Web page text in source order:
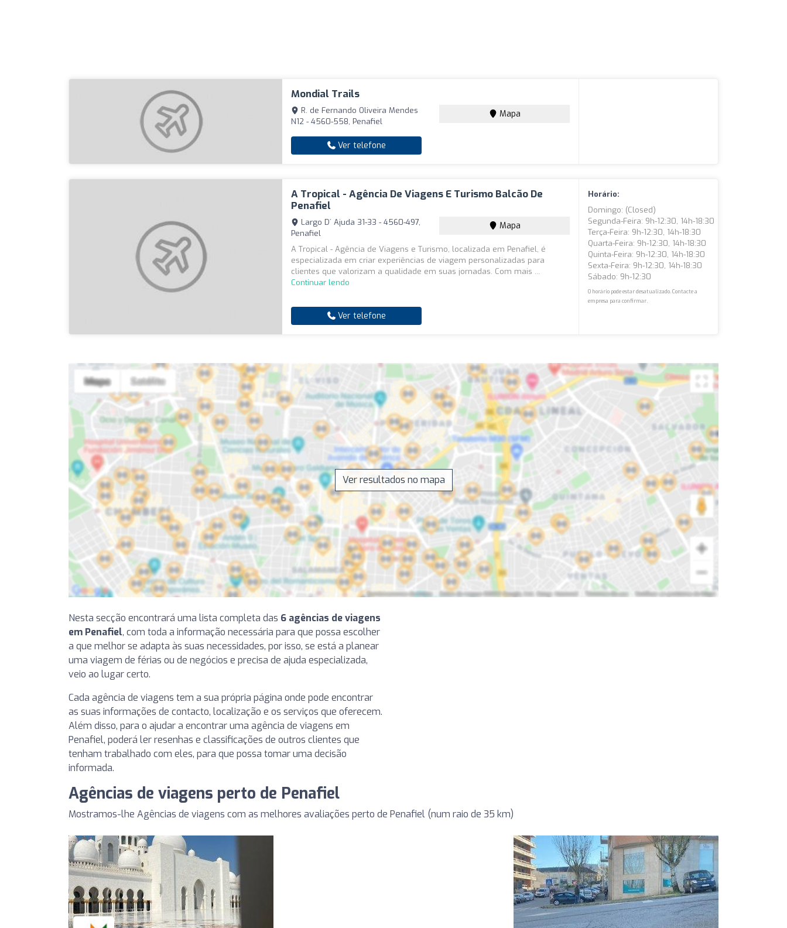
Mondial Trails
R. de Fernando Oliveira Mendes
N12 - 4560-558, Penafiel
Mapa
Ver telefone
A Tropical - Agência De Viagens E Turismo Balcão De
Penafiel
Largo D´ Ajuda 31-33 - 4560-497,
Penafiel
Mapa
A Tropical - Agência de Viagens e Turismo, localizada em Penafiel, é
especializada em criar experiências de viagem personalizadas para
clientes que valorizam a qualidade em suas jornadas. Com mais ...
Continuar lendo
Ver telefone
Horário:
Domingo: (closed)
Segunda-Feira: 9h-12:30, 14h-18:30
Terça-Feira: 9h-12:30, 14h-18:30
Quarta-Feira: 9h-12:30, 14h-18:30
Quinta-Feira: 9h-12:30, 14h-18:30
Sexta-Feira: 9h-12:30, 14h-18:30
Sábado: 9h-12:30
O horário pode estar desatualizado. Contacte a
empresa para confirmar.
Ver resultados no mapa
Nesta secção encontrará uma lista completa das 6 agências de viagens
em Penafiel, com toda a informação necessária para que possa escolher
a que melhor se adapta às suas necessidades, por isso, se está a planear
uma viagem de férias ou de negócios e precisa de ajuda especializada,
veio ao lugar certo.
Cada agência de viagens tem a sua própria página onde pode encontrar
as suas informações de contacto, localização e os serviços que oferecem.
Além disso, para o ajudar a encontrar uma agência de viagens em
Penafiel, poderá ler resenhas e classificações de outros clientes que
tenham trabalhado com eles, para que possa tomar uma decisão
informada.
Agências de viagens perto de Penafiel
Mostramos-lhe Agências de viagens com as melhores avaliações perto de Penafiel (num raio de 35 km)